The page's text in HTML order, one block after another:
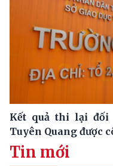
Kết quả thi lại đối
Tuyên Quang được
Tin mới